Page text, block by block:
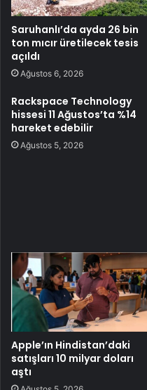
Saruhanlı’da ayda 26 bin
ton mıcır üretilecek tesis
açıldı
Ağustos 6, 2026
Rackspace Technology
hissesi 11 Ağustos’ta %14
hareket edebilir
Ağustos 5, 2026
Apple’ın Hindistan’daki
satışları 10 milyar doları
aştı